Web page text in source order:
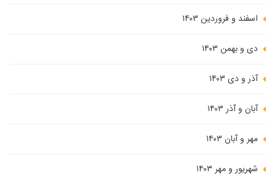
اسفند و فروردین ۱۴۰۳
دی و بهمن ۱۴۰۳
آذر و دی ۱۴۰۳
آبان و آذر ۱۴۰۳
مهر و آبان ۱۴۰۳
شهریور و مهر ۱۴۰۳